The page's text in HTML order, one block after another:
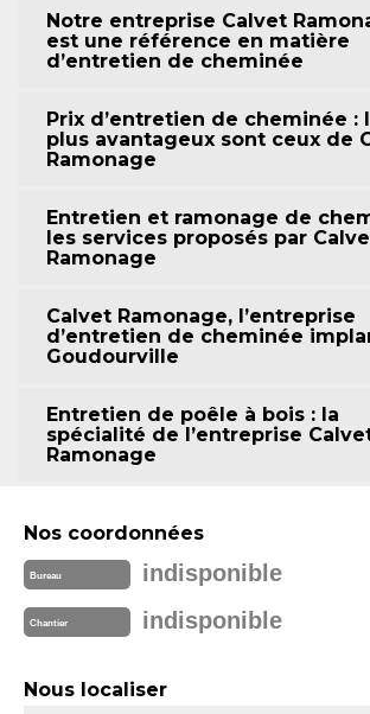
Notre entreprise Calvet
est une référence en matière
d’entretien de cheminée
Prix d’entretien de cheminée :
plus avantageux sont ceux de
Ramonage
Entretien et ramonage de
les services proposés par
Ramonage
Calvet Ramonage, l’entreprise
d’entretien de cheminée
Goudourville
Entretien de poêle à bois : la
spécialité de l’entreprise
Ramonage
Nos coordonnées
Bureau indisponible
Chantier indisponible
Nous localiser